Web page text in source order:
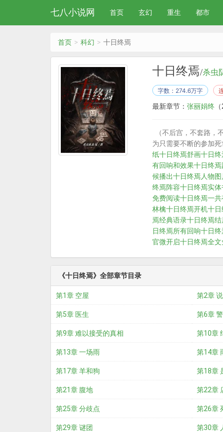
七八小说网 首页 玄幻 重生 都市
首页 科幻 十日终焉
十日终焉/杀虫
字数：274.6万字
最新章节： 张丽娟终
（不后宫，不套路，
为只需要不断的参加
纸十日终焉舒画十日终
有回响和效果十日终
候播出十日终焉人物图
终焉阵容十日终焉实体
免费阅读十日终焉一共
林檎十日终焉开机十日
焉经典语录十日终焉结
日终焉所有回响十日
官微开启十日终焉全
《十日终焉》全部章节目录
第1章 空屋 第2章
第5章 医生 第6章
第9章 难以接受的真相 第10章
第13章 一场雨 第14章
第17章 羊和狗 第18章
第21章 腹地 第22章
第25章 分歧点 第26章
第29章 谜团 第30章